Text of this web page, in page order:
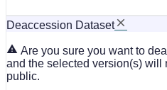
Deaccession Dataset
Are you sure you want to
and the selected version(s)
public.